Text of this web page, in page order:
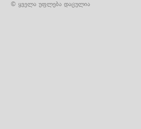
© ყველა უფლება დაცულია